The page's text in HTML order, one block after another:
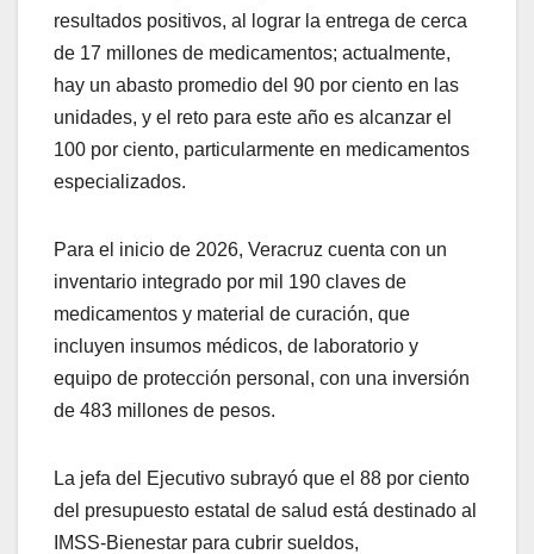
resultados positivos, al lograr la entrega de cerca
de 17 millones de medicamentos; actualmente,
hay un abasto promedio del 90 por ciento en las
unidades, y el reto para este año es alcanzar el
100 por ciento, particularmente en medicamentos
especializados.
Para el inicio de 2026, Veracruz cuenta con un
inventario integrado por mil 190 claves de
medicamentos y material de curación, que
incluyen insumos médicos, de laboratorio y
equipo de protección personal, con una inversión
de 483 millones de pesos.
La jefa del Ejecutivo subrayó que el 88 por ciento
del presupuesto estatal de salud está destinado al
IMSS-Bienestar para cubrir sueldos,